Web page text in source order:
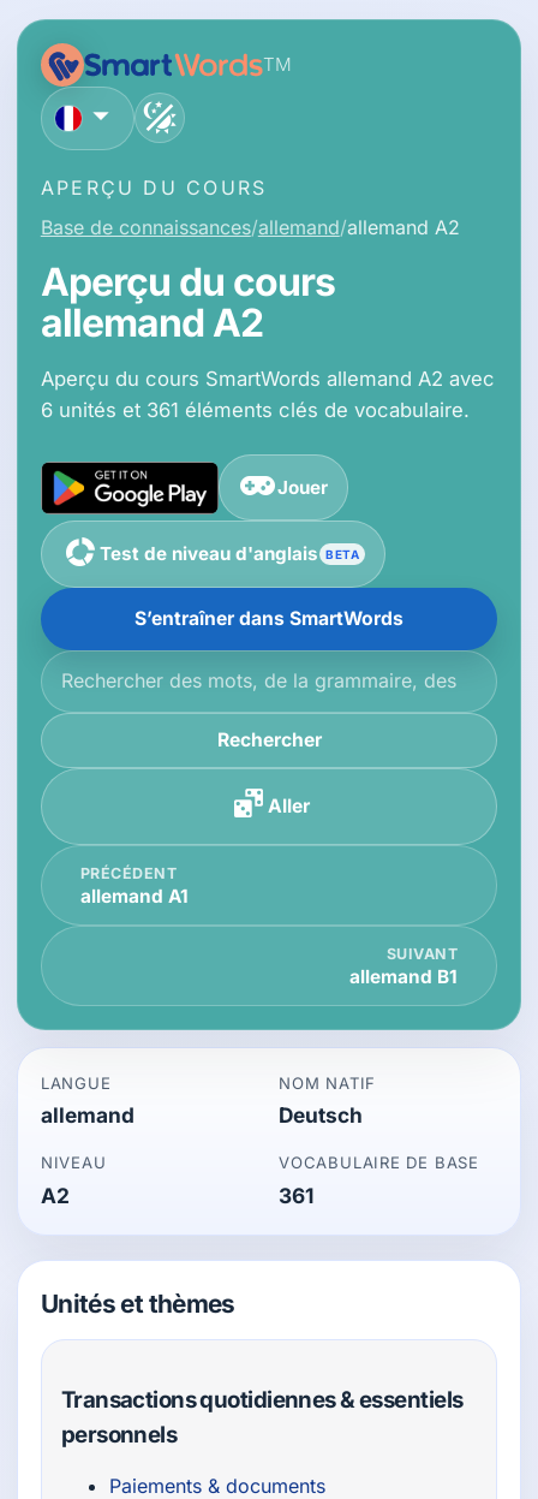
TM
français
APERÇU DU COURS
Base de connaissances allemand allemand A2
Aperçu du cours
allemand A2
Aperçu du cours SmartWords allemand A2 avec
6 unités et 361 éléments clés de vocabulaire.
Jouer
Test de niveau d'anglais BETA
S’entraîner dans SmartWords
Rechercher dans la base de connaissances
Rechercher
Aller
PRÉCÉDENT
allemand A1
SUIVANT
allemand B1
LANGUE
allemand
NOM NATIF
Deutsch
NIVEAU
A2
VOCABULAIRE DE BASE
361
Unités et thèmes
Transactions quotidiennes & essentiels
personnels
Paiements & documents